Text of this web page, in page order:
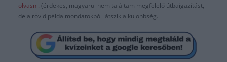
olvasni. (érdekes, magyarul nem találtam megfelelő útbaigazítást,
de a rövid példa mondatokból látszik a különbség.